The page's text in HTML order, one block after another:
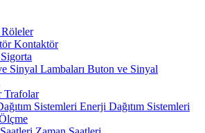
Kontaktör
Sigorta
Buton ve Sinyal
Trafolar
Enerji Dağıtım Sistemleri